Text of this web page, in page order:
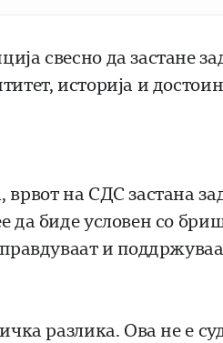
свесно да застане
историја и
на СДС застана
да биде условен со
и
разлика. Ова не е